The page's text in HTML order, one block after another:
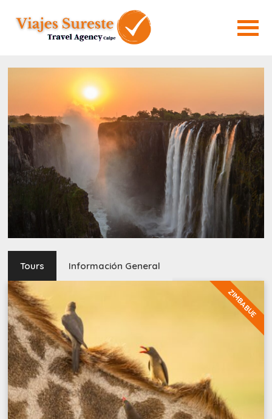
Tours Información General
ZIMBABUE